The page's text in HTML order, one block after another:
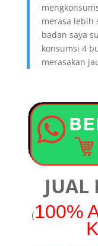
merasa lebih
badan saya
konsumsi 4
merasakan
JUAL
(100%